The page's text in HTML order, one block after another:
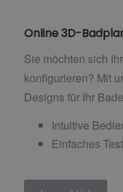
Online 3D-
Sie möchten sich
konfigurieren? Mit
Designs für Ihr
Intuitive
Einfaches